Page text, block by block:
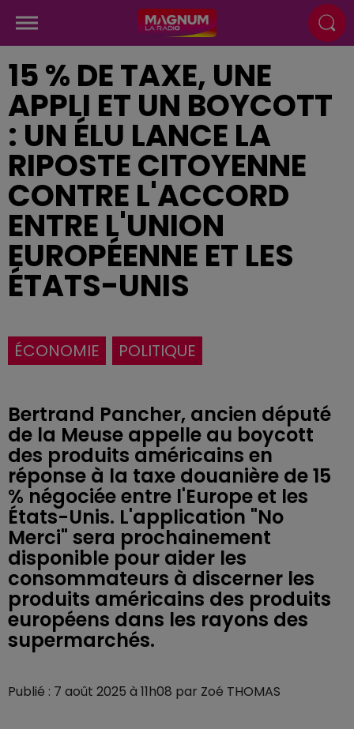
15 % DE TAXE, UNE
APPLI ET UN BOYCOTT
: UN ÉLU LANCE LA
RIPOSTE CITOYENNE
CONTRE L'ACCORD
ENTRE L'UNION
EUROPÉENNE ET LES
ÉTATS-UNIS
ÉCONOMIE POLITIQUE
Bertrand Pancher, ancien député
de la Meuse appelle au boycott
des produits américains en
réponse à la taxe douanière de 15
% négociée entre l'Europe et les
États-Unis. L'application "No
Merci" sera prochainement
disponible pour aider les
consommateurs à discerner les
produits américains des produits
européens dans les rayons des
supermarchés.
Publié : 7 août 2025 à 11h08 par Zoé THOMAS